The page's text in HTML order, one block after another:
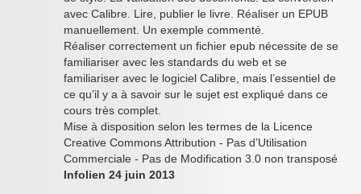
avec Calibre. Lire, publier le livre. Réaliser un EPUB
manuellement. Un exemple commenté.
Réaliser correctement un fichier epub nécessite de se
familiariser avec les standards du web et se
familiariser avec le logiciel Calibre, mais l’essentiel de
ce qu’il y a à savoir sur le sujet est expliqué dans ce
cours très complet.
Mise à disposition selon les termes de la Licence
Creative Commons Attribution - Pas d’Utilisation
Commerciale - Pas de Modification 3.0 non transposé
Infolien 24 juin 2013